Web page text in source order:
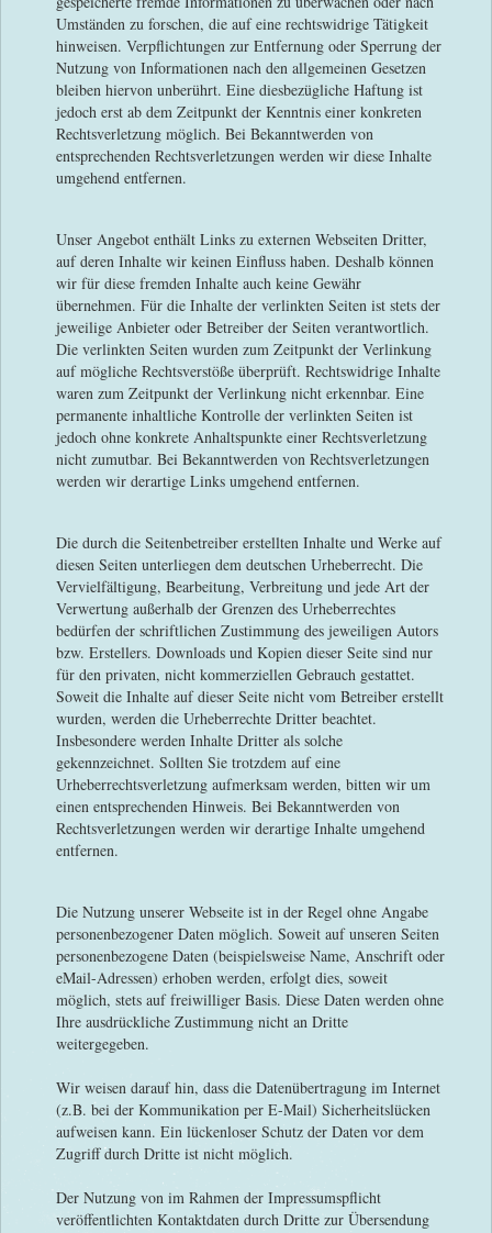
Umständen zu forschen, die auf eine rechtswidrige Tätigkeit
hinweisen. Verpflichtungen zur Entfernung oder Sperrung der
Nutzung von Informationen nach den allgemeinen Gesetzen
bleiben hiervon unberührt. Eine diesbezügliche Haftung ist
jedoch erst ab dem Zeitpunkt der Kenntnis einer konkreten
Rechtsverletzung möglich. Bei Bekanntwerden von
entsprechenden Rechtsverletzungen werden wir diese Inhalte
umgehend entfernen.
Unser Angebot enthält Links zu externen Webseiten Dritter,
auf deren Inhalte wir keinen Einfluss haben. Deshalb können
wir für diese fremden Inhalte auch keine Gewähr
übernehmen. Für die Inhalte der verlinkten Seiten ist stets der
jeweilige Anbieter oder Betreiber der Seiten verantwortlich.
Die verlinkten Seiten wurden zum Zeitpunkt der Verlinkung
auf mögliche Rechtsverstöße überprüft. Rechtswidrige Inhalte
waren zum Zeitpunkt der Verlinkung nicht erkennbar. Eine
permanente inhaltliche Kontrolle der verlinkten Seiten ist
jedoch ohne konkrete Anhaltspunkte einer Rechtsverletzung
nicht zumutbar. Bei Bekanntwerden von Rechtsverletzungen
werden wir derartige Links umgehend entfernen.
Die durch die Seitenbetreiber erstellten Inhalte und Werke auf
diesen Seiten unterliegen dem deutschen Urheberrecht. Die
Vervielfältigung, Bearbeitung, Verbreitung und jede Art der
Verwertung außerhalb der Grenzen des Urheberrechtes
bedürfen der schriftlichen Zustimmung des jeweiligen Autors
bzw. Erstellers. Downloads und Kopien dieser Seite sind nur
für den privaten, nicht kommerziellen Gebrauch gestattet.
Soweit die Inhalte auf dieser Seite nicht vom Betreiber erstellt
wurden, werden die Urheberrechte Dritter beachtet.
Insbesondere werden Inhalte Dritter als solche
gekennzeichnet. Sollten Sie trotzdem auf eine
Urheberrechtsverletzung aufmerksam werden, bitten wir um
einen entsprechenden Hinweis. Bei Bekanntwerden von
Rechtsverletzungen werden wir derartige Inhalte umgehend
entfernen.
Die Nutzung unserer Webseite ist in der Regel ohne Angabe
personenbezogener Daten möglich. Soweit auf unseren Seiten
personenbezogene Daten (beispielsweise Name, Anschrift oder
eMail-Adressen) erhoben werden, erfolgt dies, soweit
möglich, stets auf freiwilliger Basis. Diese Daten werden ohne
Ihre ausdrückliche Zustimmung nicht an Dritte
weitergegeben.
Wir weisen darauf hin, dass die Datenübertragung im Internet
(z.B. bei der Kommunikation per E-Mail) Sicherheitslücken
aufweisen kann. Ein lückenloser Schutz der Daten vor dem
Zugriff durch Dritte ist nicht möglich.
Der Nutzung von im Rahmen der Impressumspflicht
veröffentlichten Kontaktdaten durch Dritte zur Übersendung